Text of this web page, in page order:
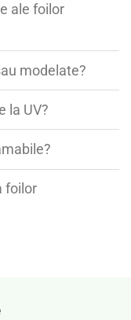
ale foilor
modelate?
la UV?
foilor